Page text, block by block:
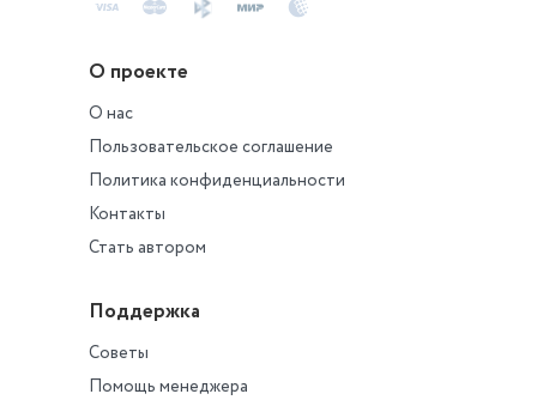
О проекте
О нас
Пользовательское соглашение
Политика конфиденциальности
Контакты
Стать автором
Поддержка
Советы
Помощь менеджера